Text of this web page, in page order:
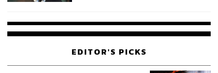
EDITOR'S PICKS